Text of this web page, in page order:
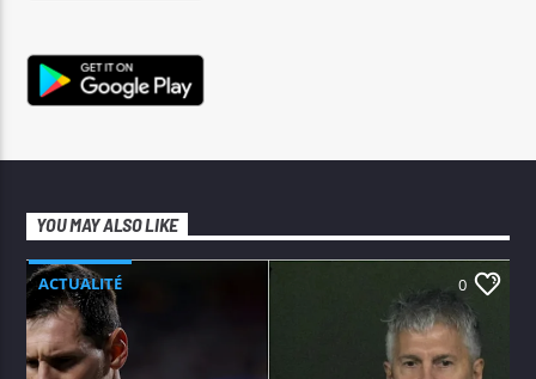
YOU MAY ALSO LIKE
ACTUALITÉ 0